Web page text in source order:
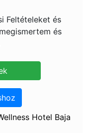
Feltételeket és
és
Hotel Baja